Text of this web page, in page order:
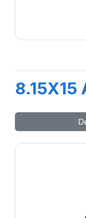
8.15X15